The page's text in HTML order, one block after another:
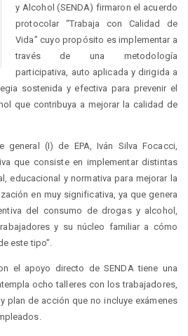
y Alcohol (SENDA) firmaron el acuerdo
protocolar “Trabaja con Calidad de
Vida” cuyo propósito es implementar a
través de una metodología
participativa, auto aplicada y dirigida a
sostenida y efectiva para prevenir el
que contribuya a mejorar la calidad de
general (I) de EPA, Iván Silva Focacci,
que consiste en implementar distintas
educacional y normativa para mejorar la
en muy significativa, ya que genera
del consumo de drogas y alcohol,
y su núcleo familiar a cómo
este tipo”.
el apoyo directo de SENDA tiene una
ocho talleres con los trabajadores,
plan de acción que no incluye exámenes